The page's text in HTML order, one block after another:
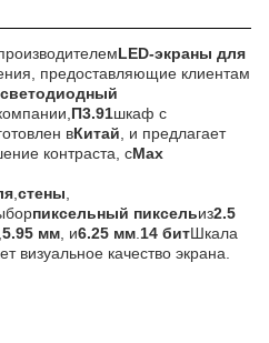
LED-экраны для
предоставляющие клиентам
П3.91шкаф с
вКитай , и предлагает
контраста, сMax
стены
пиксельный пиксельиз2.5
5.95 мм , и6.25 мм 14 битШкала
визуальное качество экрана.